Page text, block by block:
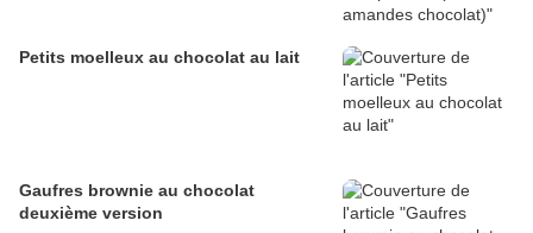
Petits moelleux au chocolat au lait
Gaufres brownie au chocolat
deuxième version